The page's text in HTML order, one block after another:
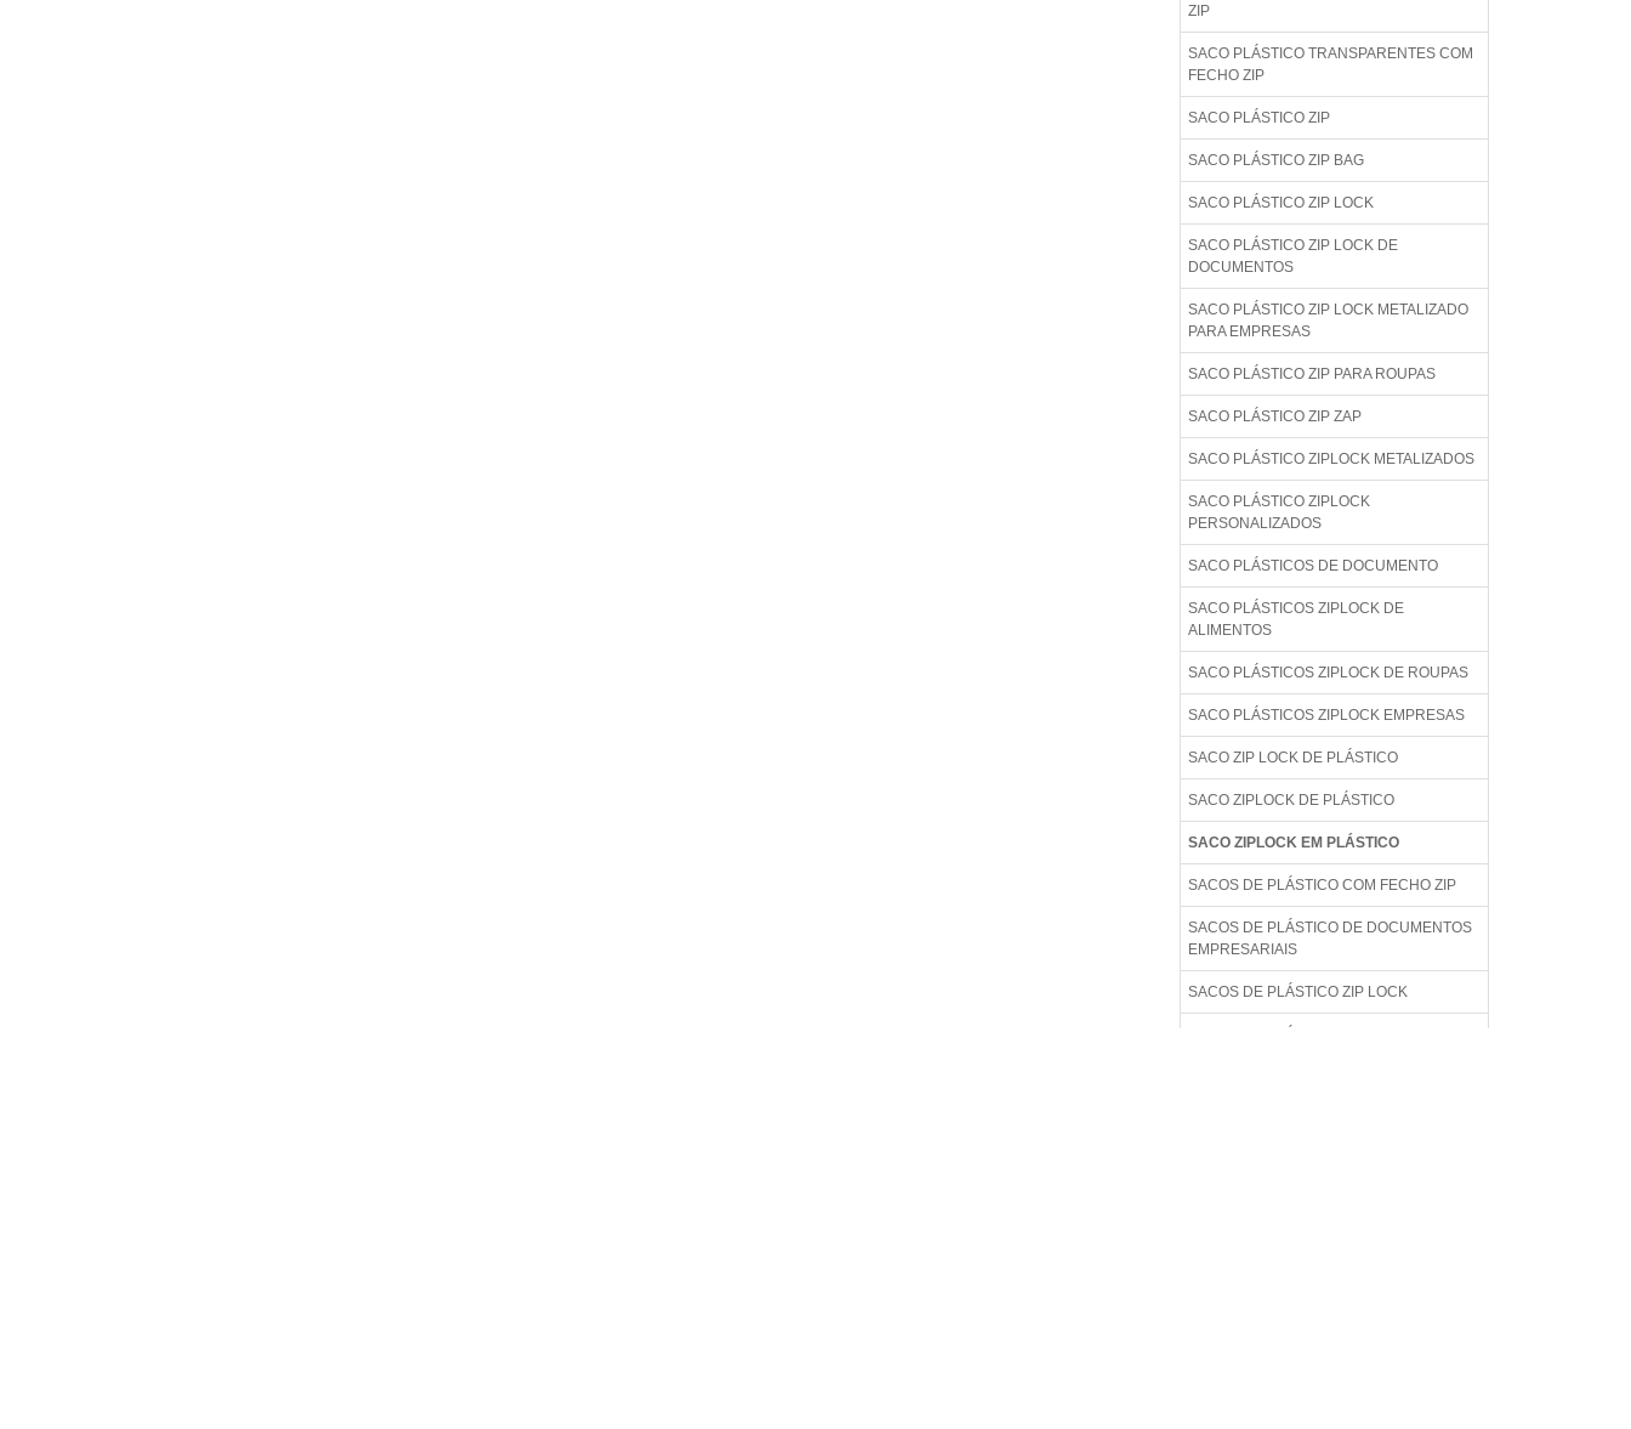
ZIP
SACO PLÁSTICO TRANSPARENTES COM
FECHO ZIP
SACO PLÁSTICO ZIP
SACO PLÁSTICO ZIP BAG
SACO PLÁSTICO ZIP LOCK
SACO PLÁSTICO ZIP LOCK DE
DOCUMENTOS
SACO PLÁSTICO ZIP LOCK METALIZADO
PARA EMPRESAS
SACO PLÁSTICO ZIP PARA ROUPAS
SACO PLÁSTICO ZIP ZAP
SACO PLÁSTICO ZIPLOCK METALIZADOS
SACO PLÁSTICO ZIPLOCK
PERSONALIZADOS
SACO PLÁSTICOS DE DOCUMENTO
SACO PLÁSTICOS ZIPLOCK DE
ALIMENTOS
SACO PLÁSTICOS ZIPLOCK DE ROUPAS
SACO PLÁSTICOS ZIPLOCK EMPRESAS
SACO ZIP LOCK DE PLÁSTICO
SACO ZIPLOCK DE PLÁSTICO
SACO ZIPLOCK EM PLÁSTICO
SACOS DE PLÁSTICO COM FECHO ZIP
SACOS DE PLÁSTICO DE DOCUMENTOS
EMPRESARIAIS
SACOS DE PLÁSTICO ZIP LOCK